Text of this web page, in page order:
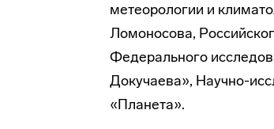
метеорологии и
Ломоносова,
Федерального
Докучаева», Научно-
«Планета».